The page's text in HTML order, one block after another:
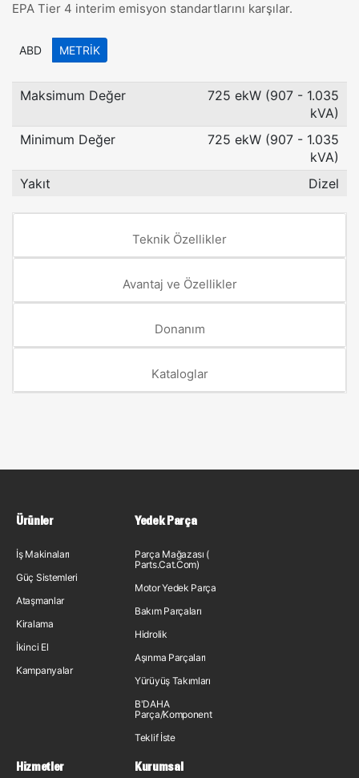
EPA Tier 4 interim emisyon standartlarını karşılar.
ABD METRIK
Maksimum Değer
725 ekW (907 - 1.035
kVA)
Minimum Değer
725 ekW (907 - 1.035
kVA)
Yakıt
Dizel
Teknik Özellikler
Avantaj ve Özellikler
Donanım
Kataloglar
Ürünler
İş Makinaları
Güç Sistemleri
Ataşmanlar
Kiralama
İkinci El
Kampanyalar
Yedek Parça
Parça Mağazası (
Parts.Cat.Com)
Motor Yedek Parça
Bakım Parçaları
Hidrolik
Aşınma Parçaları
Yürüyüş Takımları
B'DAHA
Parça/Komponent
Teklif İste
Hizmetler Kurumsal